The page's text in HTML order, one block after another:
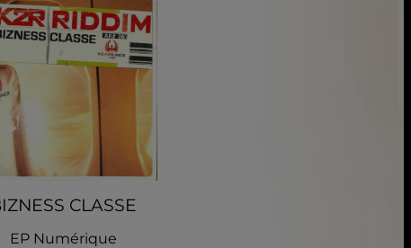
CLASSE
EP Numérique